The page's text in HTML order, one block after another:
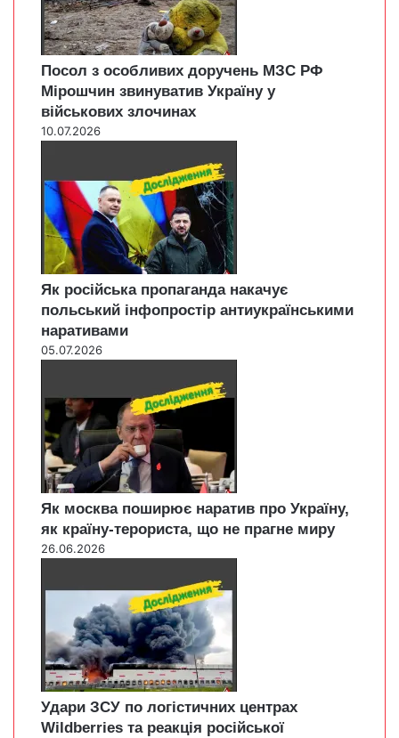
Посол з особливих доручень МЗС РФ
Мірошчин звинуватив Україну у
військових злочинах
10.07.2026
Як російська пропаганда накачує
польський інфопростір антиукраїнськими
наративами
05.07.2026
Як москва поширює наратив про Україну,
як країну-терориста, що не прагне миру
26.06.2026
Удари ЗСУ по логістичних центрах
Wildberries та реакція російської